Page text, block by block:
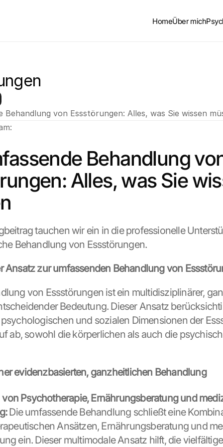
Behandlung von Essstörungen: Alles, was Sie wissen
Behandlung
Alles, was Sie
tauchen wir ein in die professionelle
Behandlung von Essstörungen.
Ansatz zur umfassenden Behandlung von
von Essstörungen ist ein multidisziplinärer,
Bedeutung. Dieser Ansatz
und sozialen Dimensionen der
ab, sowohl die körperlichen als auch die
evidenzbasierten, ganzheitlichen Behandlung
Psychotherapie, Ernährungsberatung und
Die umfassende Behandlung schließt eine
Ansätzen, Ernährungsberatung und
ein. Dieser multimodale Ansatz hilft, die
HomeÜber mich